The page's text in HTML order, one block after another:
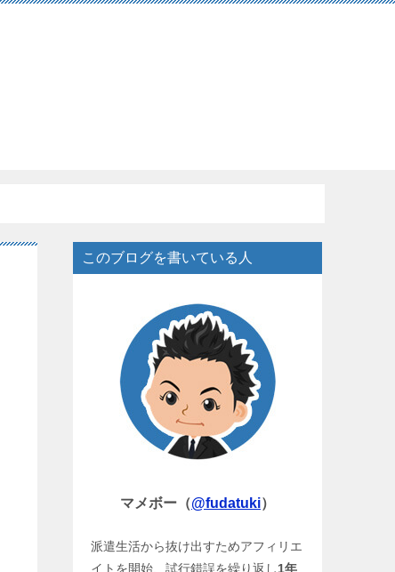
このブログを書いている人
マメボー（@fudatuki）
派遣生活から抜け出すためアフィリエ
イトを開始、試行錯誤を繰り返し1年